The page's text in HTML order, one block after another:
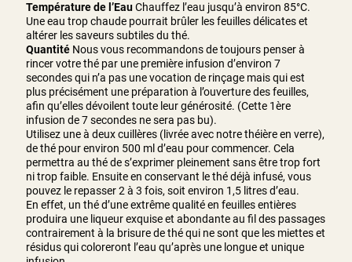
Température de l’EauChauffez l’eau jusqu’à environ 85°C.
Une eau trop chaude pourrait brûler les feuilles délicates et
altérer les saveurs subtiles du thé.
Quantité Nous vous recommandons de toujours penser à
rincer votre thé par une première infusion d’environ 7
secondes qui n’a pas une vocation de rinçage mais qui est
plus précisément une préparation à l’ouverture des feuilles,
afin qu’elles dévoilent toute leur générosité. (Cette 1ère
infusion de 7 secondes ne sera pas bu).
Utilisez une à deux cuillères (livrée avec notre théière en verre),
de thé pour environ 500 ml d’eau pour commencer. Cela
permettra au thé de s’exprimer pleinement sans être trop fort
ni trop faible. Ensuite en conservant le thé déjà infusé, vous
pouvez le repasser 2 à 3 fois, soit environ 1,5 litres d’eau.
En effet, un thé d’une extrême qualité en feuilles entières
produira une liqueur exquise et abondante au fil des passages
contrairement à la brisure de thé qui ne sont que les miettes et
résidus qui coloreront l’eau qu’après une longue et unique